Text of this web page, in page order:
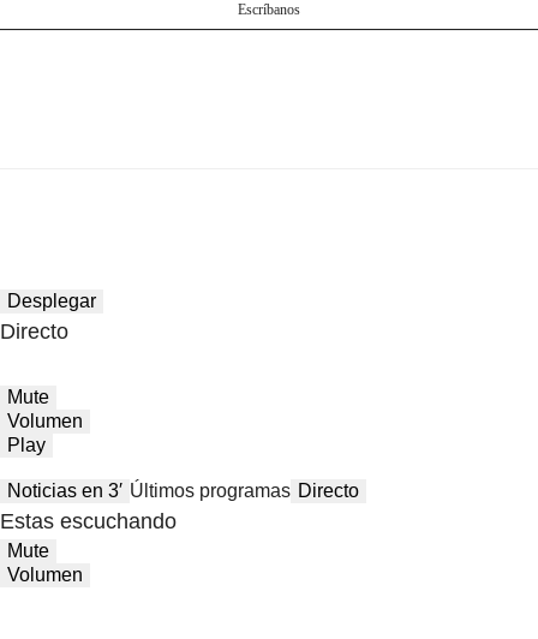
Escríbanos
Desplegar
Directo
Mute
Volumen
Play
Noticias en 3′ Últimos programas Directo
Estas escuchando
Mute
Volumen